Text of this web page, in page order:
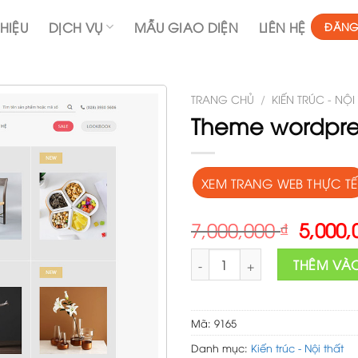
DỊCH VỤ MẪU GIAO DIỆN LIÊN HỆ
TRANG CHỦ / KIẾN TRÚC - NỘI
Theme
XEM TRANG WEB THỰC TẾ
7,000,000₫
price
was:
Theme wordpress flatsome
THÊM
Mã: 9165
Danh mục: Kiến trúc - Nội thất